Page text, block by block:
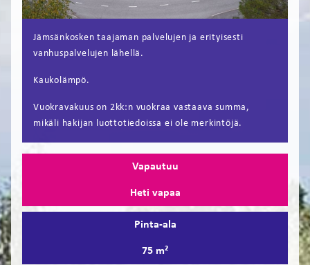
Jämsänkosken taajaman palvelujen ja erityisesti
vanhuspalvelujen lähellä.
Kaukolämpö.
Vuokravakuus on 2kk:n vuokraa vastaava summa,
mikäli hakijan luottotiedoissa ei ole merkintöjä.
Vapautuu
Heti vapaa
Pinta-ala
75 m²